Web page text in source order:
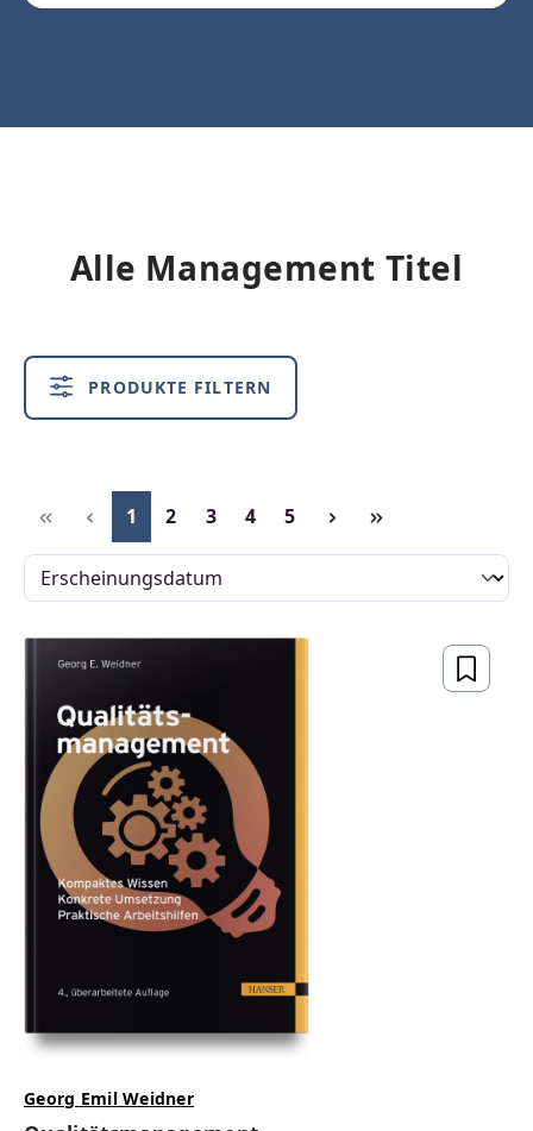
Alle Management Titel
PRODUKTE FILTERN
Seite
1 Seite
2 Seite
3 Seite
4 Seite
5
Georg Emil Weidner